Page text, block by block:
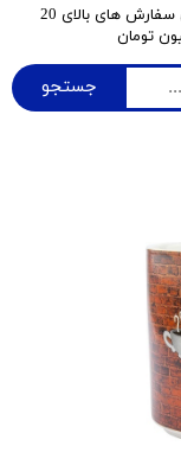
جستجو
​برای سفارش های بالای 20
تومان